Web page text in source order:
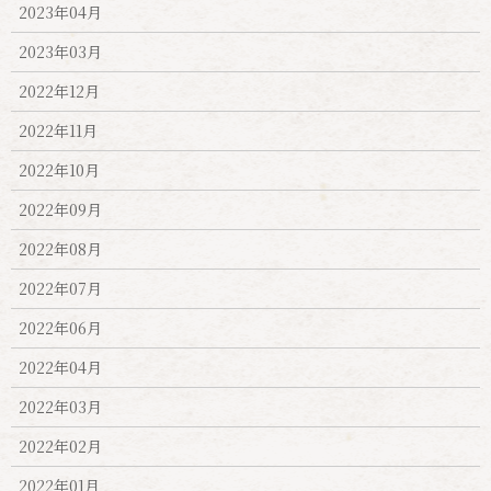
2023年04月
2023年03月
2022年12月
2022年11月
2022年10月
2022年09月
2022年08月
2022年07月
2022年06月
2022年04月
2022年03月
2022年02月
2022年01月